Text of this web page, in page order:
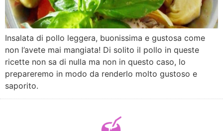
Insalata di pollo leggera, buonissima e gustosa come
non l’avete mai mangiata! Di solito il pollo in queste
ricette non sa di nulla ma non in questo caso, lo
prepareremo in modo da renderlo molto gustoso e
saporito.